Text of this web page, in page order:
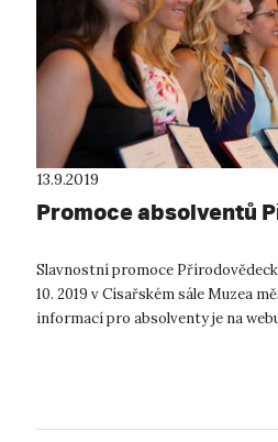
13.9.2019
Promoce absolventů
Slavnostní promoce
10. 2019 v Císařském sále Muzea
informací pro absolventy je na